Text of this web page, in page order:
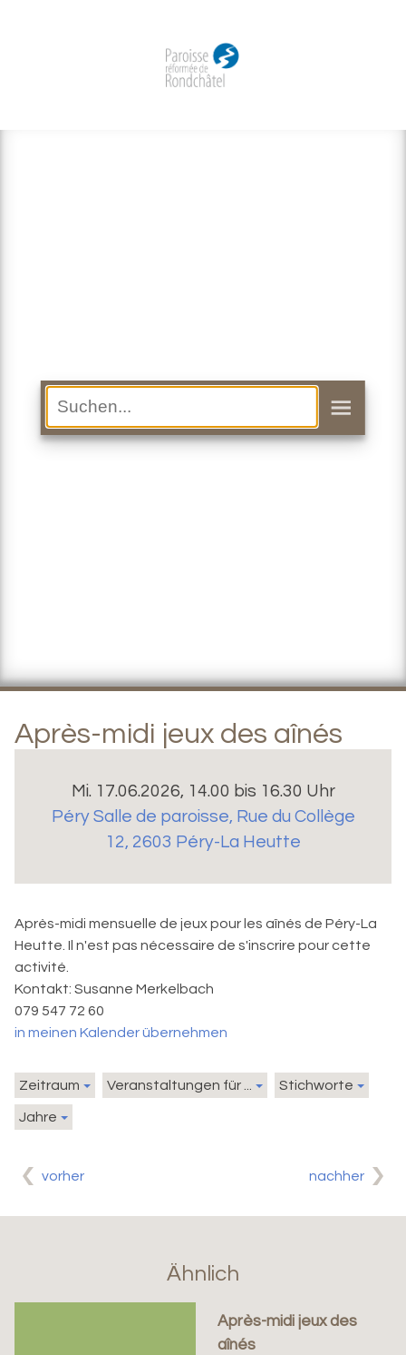
Après-midi jeux des aînés
Mi. 17.06.2026, 14.00 bis 16.30 Uhr
Péry Salle de paroisse, Rue du Collège
12, 2603 Péry-La Heutte
Après-midi mensuelle de jeux pour les aînés de Péry-La
Heutte. Il n'est pas nécessaire de s'inscrire pour cette
activité.
Kontakt: Susanne Merkelbach
079 547 72 60
in meinen Kalender übernehmen
Zeitraum Veranstaltungen für ... Stichworte
Jahre
vorher nachher
Ähnlich
Après-midi jeux des
aînés